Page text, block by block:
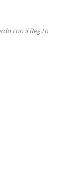
con il Reg.to